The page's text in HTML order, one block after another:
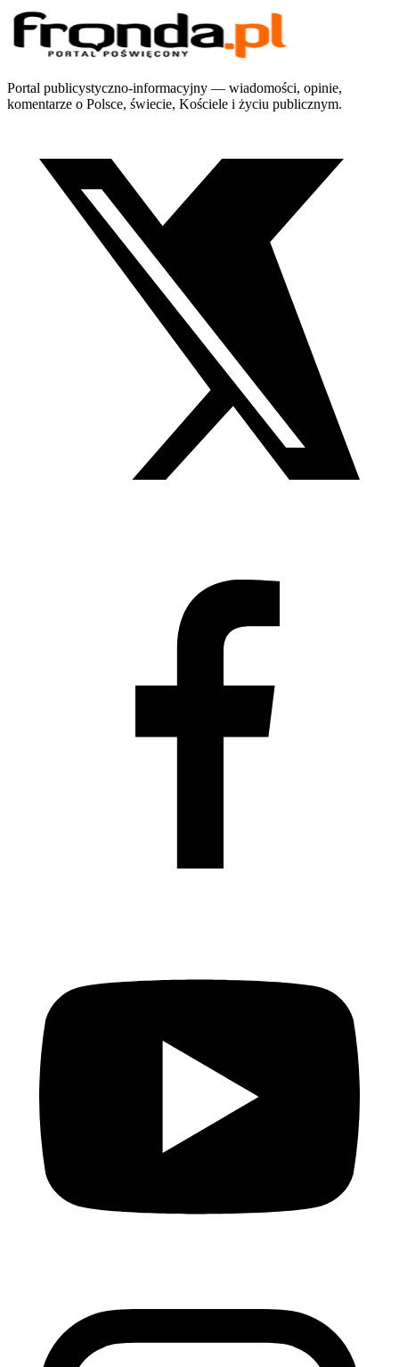
Portal publicystyczno-informacyjny — wiadomości, opinie,
komentarze o Polsce, świecie, Kościele i życiu publicznym.